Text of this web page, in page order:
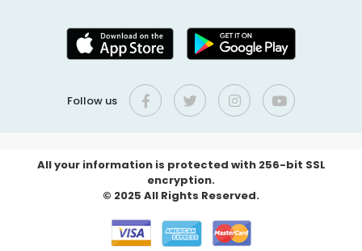
Follow us
All your information is protected with 256-bit SSL
encryption.
© 2025 All Rights Reserved.